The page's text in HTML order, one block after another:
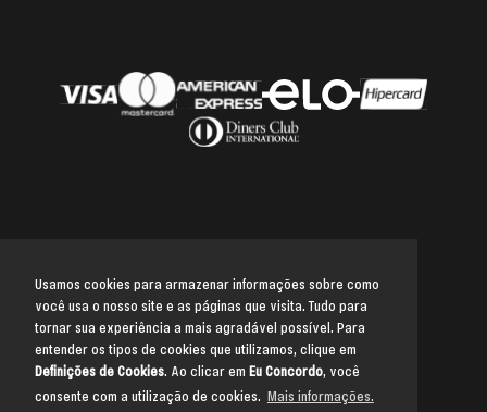
Usamos cookies para armazenar informações sobre como
você usa o nosso site e as páginas que visita. Tudo para
tornar sua experiência a mais agradável possível. Para
entender os tipos de cookies que utilizamos, clique em
Definições de Cookies. Ao clicar em Eu Concordo, você
consente com a utilização de cookies. Mais informações.
Voltar para o topo